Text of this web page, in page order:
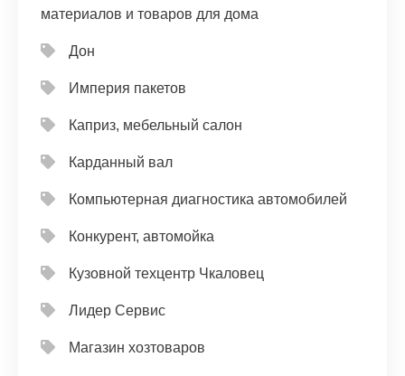
материалов и товаров для дома
Дон
Империя пакетов
Каприз, мебельный салон
Карданный вал
Компьютерная диагностика автомобилей
Конкурент, автомойка
Кузовной техцентр Чкаловец
Лидер Сервис
Магазин хозтоваров